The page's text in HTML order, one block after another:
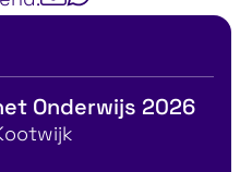
Onderwijs 2026